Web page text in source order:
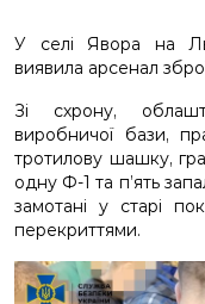
У селі Явора на
виявила арсенал
Зі схрону,
виробничої бази,
тротилову шашку,
одну Ф-1 та п’ять
замотані у старі
перекриттями.